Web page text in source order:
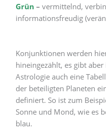
Grün – vermittelnd,
informationsfreudig
Konjunktionen werden
hineingezählt, es gibt
Astrologie auch eine
der beteiligten Planeten
definiert. So ist zum
Sonne und Mond, wie es
blau.